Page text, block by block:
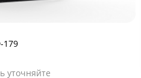
179
уточняйте